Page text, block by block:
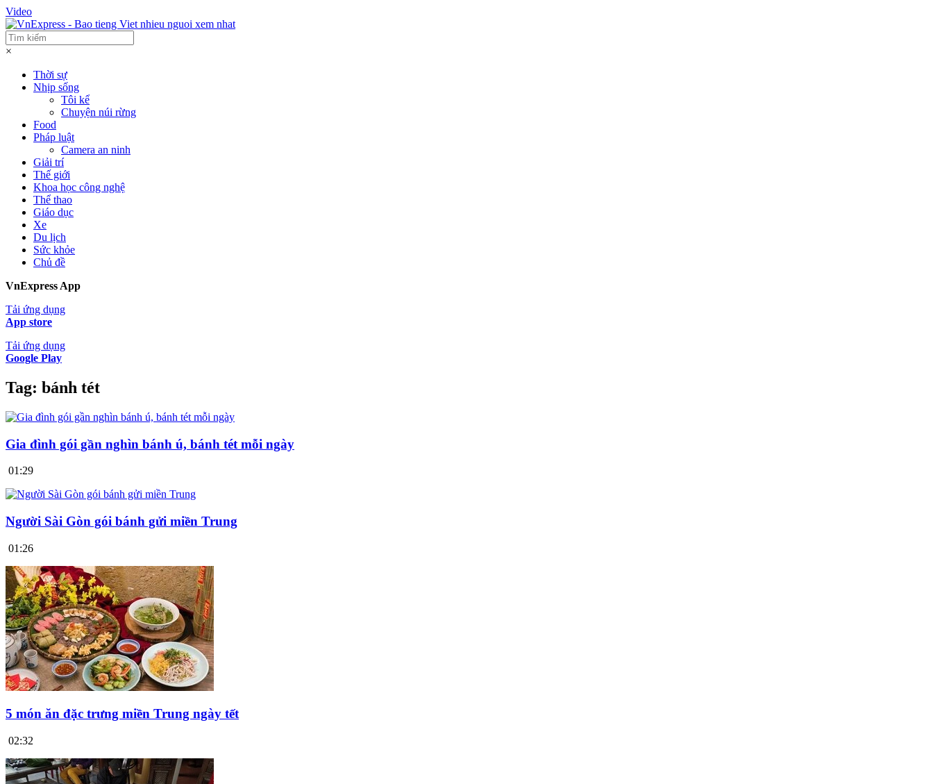
Video
×
Thời sự
Nhịp sống
Tôi kể
Chuyện núi rừng
Food
Pháp luật
Camera an ninh
Giải trí
Thế giới
Khoa học công nghệ
Thể thao
Giáo dục
Xe
Du lịch
Sức khỏe
Chủ đề
VnExpress App
Tải ứng dụng
App store
Tải ứng dụng
Google Play
Tag: bánh tét
Gia đình gói gần nghìn bánh ú, bánh tét mỗi ngày
01:29
Người Sài Gòn gói bánh gửi miền Trung
01:26
5 món ăn đặc trưng miền Trung ngày tết
02:32